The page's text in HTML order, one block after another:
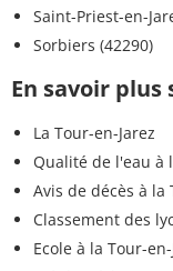
Saint-Priest-en-
Sorbiers (42290)
En savoir plus
La Tour-en-Jarez
Qualité de l'eau à
Avis de décès à la
Classement des
Ecole à la Tour-en-